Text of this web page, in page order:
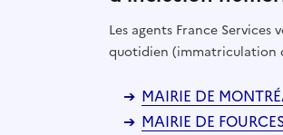
Les agents France
quotidien (immatriculation
MAIRIE DE
MAIRIE DE